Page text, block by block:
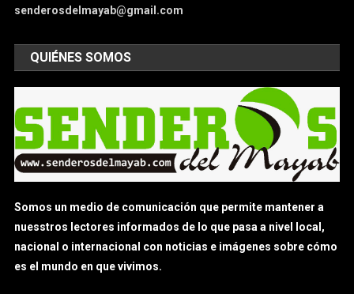
senderosdelmayab@gmail.com
QUIÉNES SOMOS
Somos un medio de comunicación que permite mantener a
nuesstros lectores informados de lo que pasa a nivel local,
nacional o internacional con noticias e imágenes sobre cómo
es el mundo en que vivimos.